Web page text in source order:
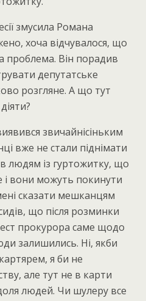
змусила Романа
хоча відчувалося, що
проблема. Він порадив
депутатське
розгляне. А що тут
звичайнісіньким
вже не стали піднімати
людям із гуртожитку, що
і вони можуть покинути
сказати мешканцям
що після розминки
прокурора саме щодо
залишились. Ні, якби
я би не
але тут не в карти
людей. Чи шулеру все